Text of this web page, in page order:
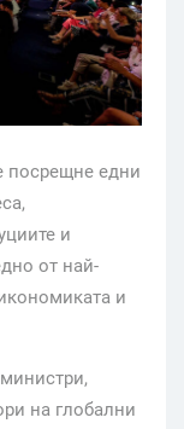
посрещне едни
и
от най-
и
на глобални